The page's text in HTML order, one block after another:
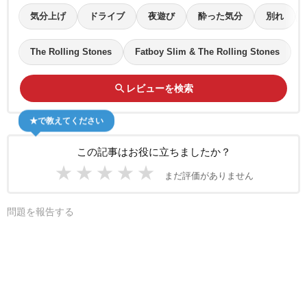
気分上げ ドライブ 夜遊び 酔った気分 別れ
The Rolling Stones Fatboy Slim & The Rolling Stones
search レビューを検索
この記事はお役に立ちましたか？
★ ★ ★ ★ ★ まだ評価がありません
★で教えてください
問題を報告する